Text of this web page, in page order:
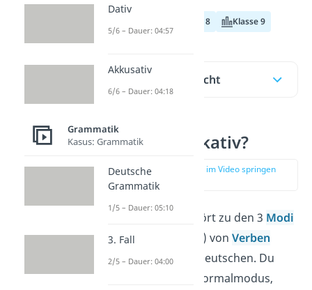
Klasse 8 Klasse 9
Inhaltsübersicht
Was ist Indikativ?
zur Stelle im Video springen
gehört zu den 3 Modi
(Plural von Modus) von Verben
(Tunwörtern) im Deutschen. Du
nennst ihn auch Normalmodus,
Dativ
5/6 – Dauer: 04:57
Akkusativ
6/6 – Dauer: 04:18
Grammatik
Kasus: Grammatik
Deutsche
Grammatik
1/5 – Dauer: 05:10
3. Fall
2/5 – Dauer: 04:00